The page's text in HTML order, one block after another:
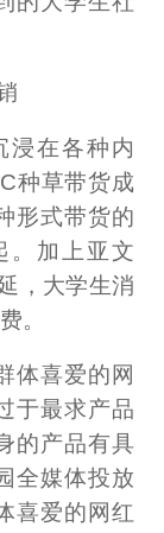
浸在各种内
种草带货成
形式带货的
。加上亚文
，大学生消
。
体喜爱的网
于最求产品
的产品有具
全媒体投放
喜爱的网红